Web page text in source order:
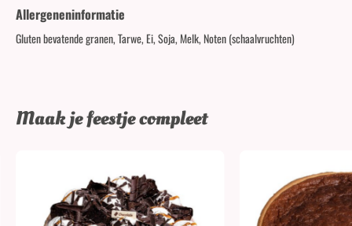
Allergeneninformatie
Gluten bevatende granen, Tarwe, Ei, Soja, Melk, Noten (schaalvruchten)
Maak je feestje compleet